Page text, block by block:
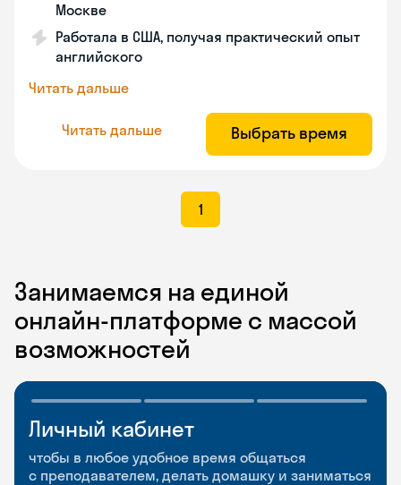
Москве
Работала в США, получая практический опыт
английского
Читать дальше
Читать дальше Выбрать время
1
Занимаемся на единой
онлайн-платформе с массой
возможностей
Личный кабинет
чтобы в любое удобное время общаться
с преподавателем, делать домашку и заниматься
Мобильное
приложение
Разговорные клубы
и Talks